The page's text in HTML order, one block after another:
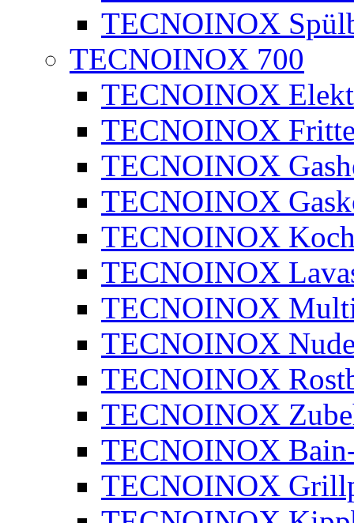
TECNOINOX
TECNOINOX 700
TECNOINOX
TECNOINOX
TECNOINOX
TECNOINOX
TECNOINOX
TECNOINOX
TECNOINOX
TECNOINOX
TECNOINOX
TECNOINOX
TECNOINOX
TECNOINOX